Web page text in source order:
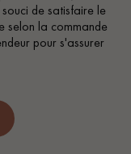
le
BEILE FRANCK